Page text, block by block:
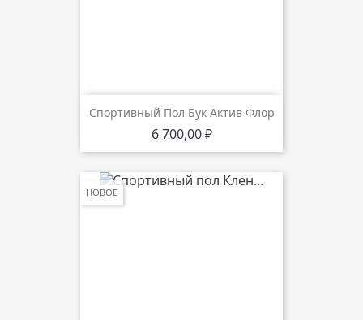
Спортивный Пол Бук Актив Флор
Цена
6 700,00 ₽
НОВОЕ